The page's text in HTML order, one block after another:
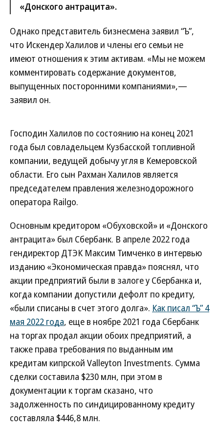
«Донского антрацита».
Однако представитель бизнесмена заявил “Ъ”,
что Искендер Халилов и члены его семьи не
имеют отношения к этим активам. «Мы не можем
комментировать содержание документов,
выпущенных посторонними компаниями»,—
заявил он.
Господин Халилов по состоянию на конец 2021
года был совладельцем Кузбасской топливной
компании, ведущей добычу угля в Кемеровской
области. Его сын Рахман Халилов является
председателем правления железнодорожного
оператора Railgo.
Основным кредитором «Обуховской» и «Донского
антрацита» был Сбербанк. В апреле 2022 года
гендиректор ДТЭК Максим Тимченко в интервью
изданию «Экономическая правда» пояснял, что
акции предприятий были в залоге у Сбербанка и,
когда компании допустили дефолт по кредиту,
«были списаны в счет этого долга». Как писал “Ъ” 4
мая 2022 года, еще в ноябре 2021 года Сбербанк
на торгах продал акции обоих предприятий, а
также права требования по выданным им
кредитам кипрской Valleyton Investments. Сумма
сделки составила $230 млн, при этом в
документации к торгам сказано, что
задолженность по синдицированному кредиту
составляла $446,8 млн.